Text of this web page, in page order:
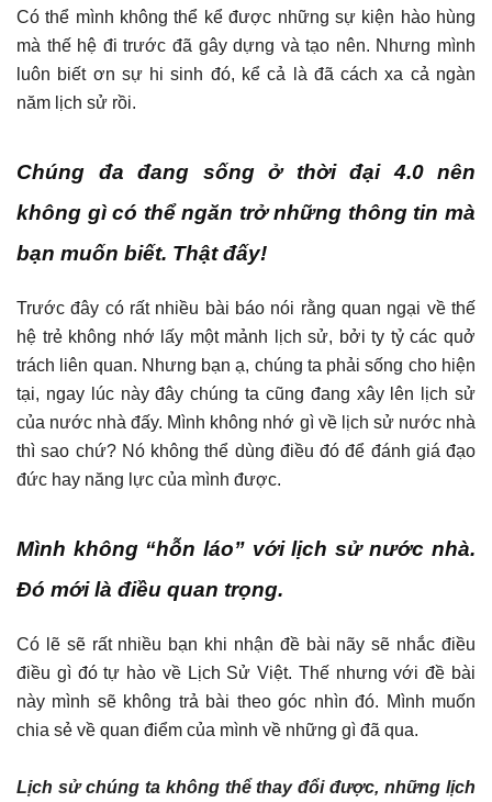
Có thể mình không thể kể được những sự kiện hào hùng
mà thế hệ đi trước đã gây dựng và tạo nên. Nhưng mình
luôn biết ơn sự hi sinh đó, kể cả là đã cách xa cả ngàn
năm lịch sử rồi.
Chúng đa đang sống ở thời đại 4.0 nên
không gì có thể ngăn trở những thông tin mà
bạn muốn biết. Thật đấy!
Trước đây có rất nhiều bài báo nói rằng quan ngại về thế
hệ trẻ không nhớ lấy một mảnh lịch sử, bởi ty tỷ các quở
trách liên quan. Nhưng bạn ạ, chúng ta phải sống cho hiện
tại, ngay lúc này đây chúng ta cũng đang xây lên lịch sử
của nước nhà đấy. Mình không nhớ gì về lịch sử nước nhà
thì sao chứ? Nó không thể dùng điều đó để đánh giá đạo
đức hay năng lực của mình được.
Mình không “hỗn láo” với lịch sử nước nhà.
Đó mới là điều quan trọng.
Có lẽ sẽ rất nhiều bạn khi nhận đề bài nãy sẽ nhắc điều
điều gì đó tự hào về Lịch Sử Việt. Thế nhưng với đề bài
này mình sẽ không trả bài theo góc nhìn đó. Mình muốn
chia sẻ về quan điểm của mình về những gì đã qua.
Lịch sử chúng ta không thể thay đổi được, những lịch